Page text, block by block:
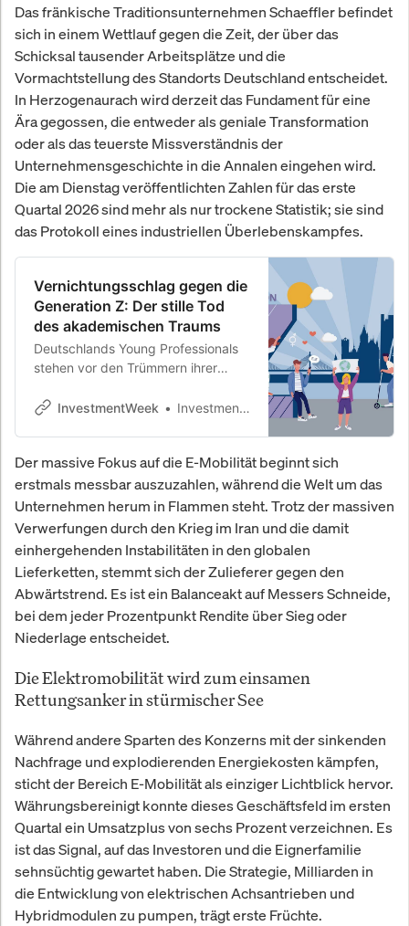
Das fränkische Traditionsunternehmen Schaeffler befindet
sich in einem Wettlauf gegen die Zeit, der über das
Schicksal tausender Arbeitsplätze und die
Vormachtstellung des Standorts Deutschland entscheidet.
In Herzogenaurach wird derzeit das Fundament für eine
Ära gegossen, die entweder als geniale Transformation
oder als das teuerste Missverständnis der
Unternehmensgeschichte in die Annalen eingehen wird.
Die am Dienstag veröffentlichten Zahlen für das erste
Quartal 2026 sind mehr als nur trockene Statistik; sie sind
das Protokoll eines industriellen Überlebenskampfes.
Vernichtungsschlag gegen die
Generation Z: Der stille Tod
des akademischen Traums
Deutschlands Young Professionals
stehen vor den Trümmern ihrer
Einbruch der Einstiegsstellen um 30
Branchen junge Talente
aussortieren, rettet sich nur eine
einzige Berufsgruppe vor dem
totalen Absturz.
InvestmentWeek InvestmentWeek
Der massive Fokus auf die E-Mobilität beginnt sich
erstmals messbar auszuzahlen, während die Welt um das
Unternehmen herum in Flammen steht. Trotz der massiven
Verwerfungen durch den Krieg im Iran und die damit
einhergehenden Instabilitäten in den globalen
Lieferketten, stemmt sich der Zulieferer gegen den
Abwärtstrend. Es ist ein Balanceakt auf Messers Schneide,
bei dem jeder Prozentpunkt Rendite über Sieg oder
Niederlage entscheidet.
Die Elektromobilität wird zum einsamen
Rettungsanker in stürmischer See
Während andere Sparten des Konzerns mit der sinkenden
Nachfrage und explodierenden Energiekosten kämpfen,
sticht der Bereich E-Mobilität als einziger Lichtblick hervor.
Währungsbereinigt konnte dieses Geschäftsfeld im ersten
Quartal ein Umsatzplus von sechs Prozent verzeichnen. Es
ist das Signal, auf das Investoren und die Eignerfamilie
sehnsüchtig gewartet haben. Die Strategie, Milliarden in
die Entwicklung von elektrischen Achsantrieben und
Hybridmodulen zu pumpen, trägt erste Früchte.